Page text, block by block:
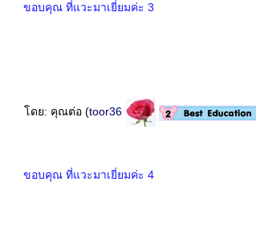
ขอบคุณ ที่แวะมาเยี่ยมค่ะ 3
ดย: คุณต่อ (toor36
ขอบคุณ ที่แวะมาเยี่ยมค่ะ 4